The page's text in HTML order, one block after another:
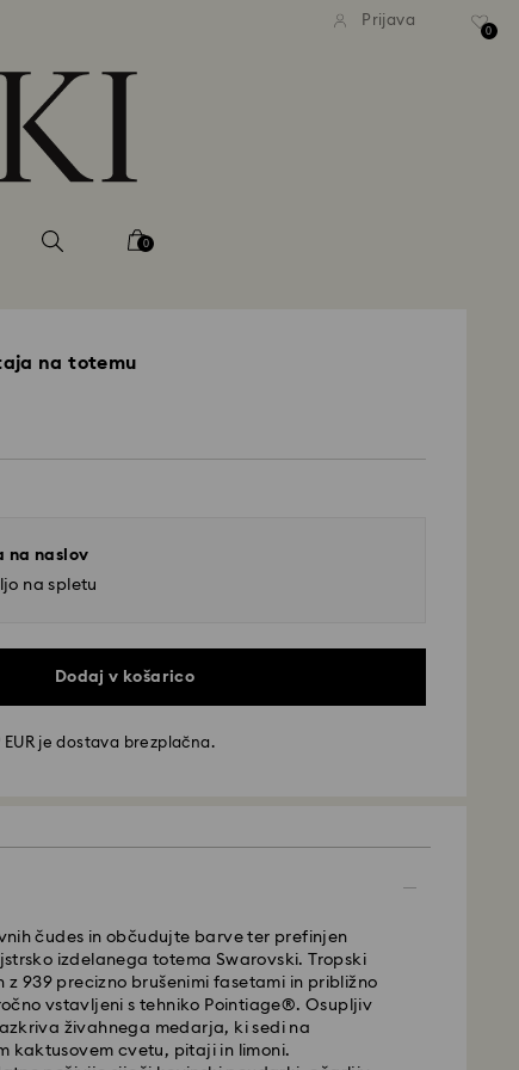
Brezplačna standardna
nakupu nad 99 EUR
Prijava
0
0
na totemu
na naslov
na spletu
Dodaj v košarico
EUR je dostava brezplačna.
čudes in občudujte barve ter prefinjen
izdelanega totema Swarovski. Tropski
z 939 precizno brušenimi fasetami in približno
vstavljeni s tehniko Pointiage®. Osupljiv
živahnega medarja, ki sedi na
kaktusovem cvetu, pitaji in limoni.
od ponedeljka do petka do 10:00 po
bodo obdelana in poslana isti delovni dan.
3 delovnih dni po obdelavi in ​​pošiljanju
6,95 EUR